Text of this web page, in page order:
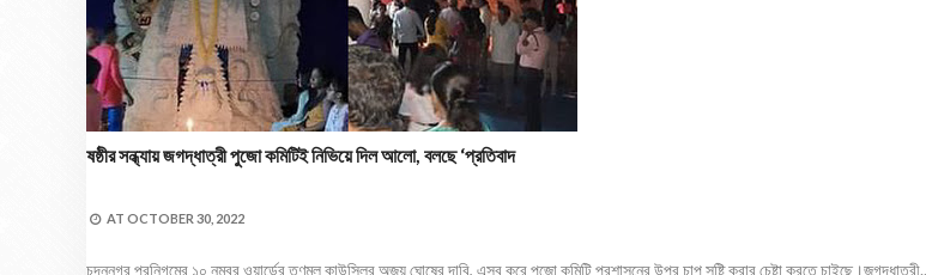
ষষ্ঠীর সন্ধ্যায় জগদ্ধাত্রী পুজো কমিটিই নিভিয়ে দিল আলো, বলছে ‘প্রতিবাদ
AT OCTOBER 30, 2022
চন্দননগর পুরনিগমের ১০ নম্বর ওয়ার্ডের তৃণমূল কাউন্সিলর অজয় ঘোষের দাবি, এসব করে পুজো কমিটি প্রশাসনের উপর চাপ সৃষ্টি করার চেষ্টা করতে